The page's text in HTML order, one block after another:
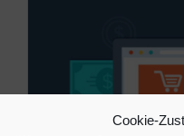
Cookie-